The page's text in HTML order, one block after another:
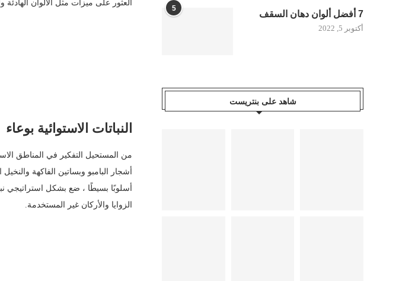
العثور على ميزات مثل الألوان
النباتات الاستوائية بوعاء
من المستحيل التفكير في المناطق
أشجار البامبو وبساتين الفاكهة
أسلوبًا بسيطًا ، ضع بشكل استراتيجي
الزوايا والأركان غير المستخدمة.
5
7 أفضل ألوان دهان السقف
أكتوبر 5, 2022
شاهد على بنتريست